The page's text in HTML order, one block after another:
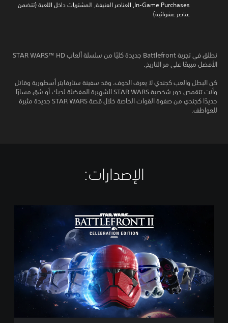
In-Game Purchases, العناصر العنيفة, المشتريات داخل اللعبة (تتضمن
عناصر عشوائية)
نطلق في تجربة Battlefront جديدة كليًا من سلسلة ألعاب STAR WARS™ HD
الأفضل مبيعًا على مر التاريخ.
كن البطل والعب كجندي لا يعرف الخوف، وقد سفينة ستارفايتر أسطورية وقاتل
وأنت تتقمص دور شخصية STAR WARS الشهيرة المفضلة لديك أو شق مسارًا
جديدًا كجندي من صفوة القوات الخاصة خلال قصة STAR WARS جديدة مثيرة
للعواطف.
الإصدارات:‏
S
™
t